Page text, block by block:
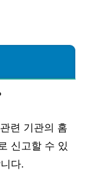
련 기관의 홈
신고할 수 있
다.